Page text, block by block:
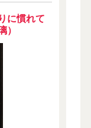
に慣れて